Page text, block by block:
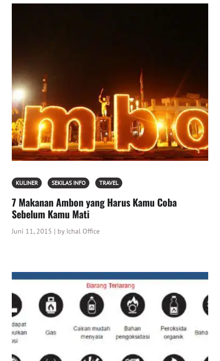
KULINER SEKILAS INFO TRAVEL
7 Makanan Ambon yang Harus Kamu Coba
Sebelum Kamu Mati
Juni 11, 2015 | by Ichal Office